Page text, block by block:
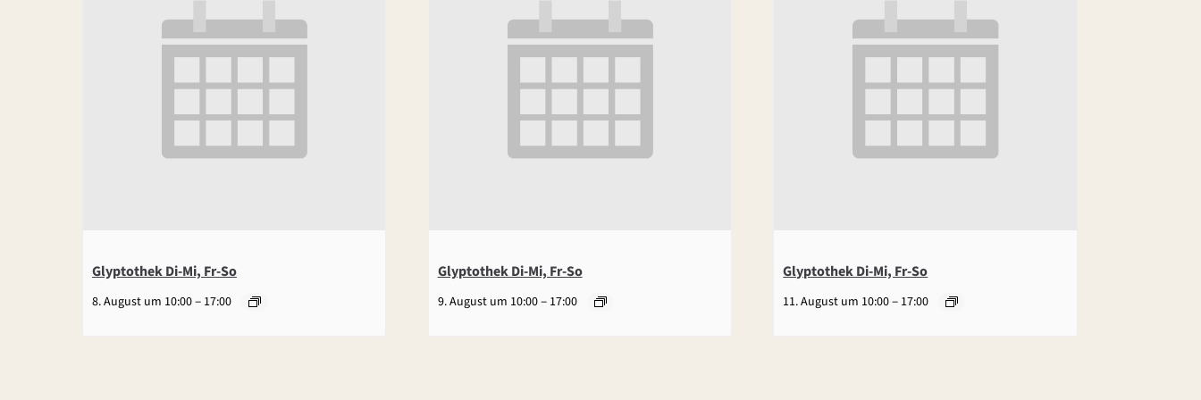
Glyptothek Di-Mi, Fr-So
8. August um 10:00– 17:00
Glyptothek Di-Mi, Fr-So
9. August um 10:00– 17:00
Glyptothek Di-Mi, Fr-So
11. August um 10:00– 17:00